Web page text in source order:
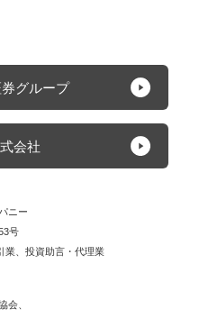
グループ
会社
ニー
号
業 投資助言・代理業
会